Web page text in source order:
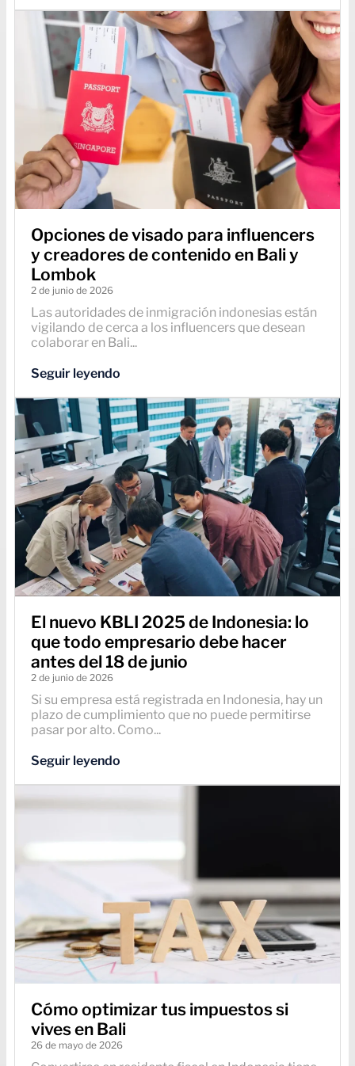
Opciones de visado para influencers
y creadores de contenido en Bali y
Lombok
2 de junio de 2026
Las autoridades de inmigración indonesias están
vigilando de cerca a los influencers que desean
colaborar en Bali...
Seguir leyendo
El nuevo KBLI 2025 de Indonesia: lo
que todo empresario debe hacer
antes del 18 de junio
2 de junio de 2026
Si su empresa está registrada en Indonesia, hay un
plazo de cumplimiento que no puede permitirse
pasar por alto. Como...
Seguir leyendo
Cómo optimizar tus impuestos si
vives en Bali
26 de mayo de 2026